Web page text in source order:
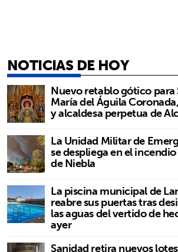
NOTICIAS DE HOY
Nuevo retablo gótico para
María del Águila
y alcaldesa perpetua de
La Unidad Militar de
se despliega en el
de Niebla
La piscina municipal de
reabre sus puertas tras
las aguas del vertido de
ayer